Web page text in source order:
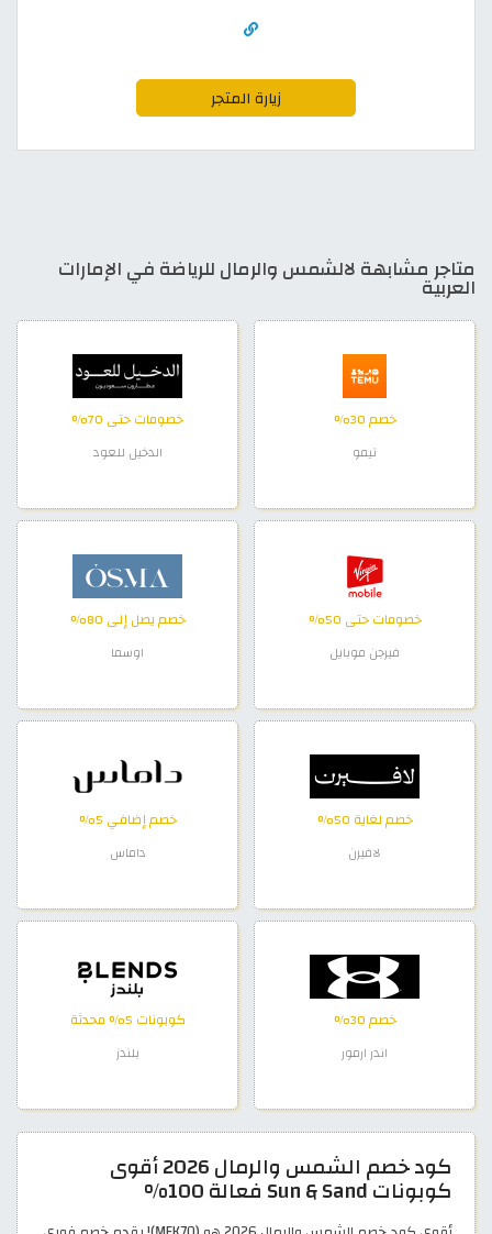
زيارة المتجر
متاجر مشابهة لالشمس والرمال للرياضة في الإمارات
العربية
خصم 30%
تيمو
خصومات حتى 70%
الدخيل للعود
خصومات حتى 50%
فيرجن موبايل
خصم يصل إلى 80%
اوسما
خصم لغاية 50%
لافيرن
خصم إضافي 5%
داماس
خصم 30%
اندر ارمور
كوبونات 5% محدثة
بلندز
كود خصم الشمس والرمال 2026 أقوى
كوبونات Sun & Sand فعالة 100%